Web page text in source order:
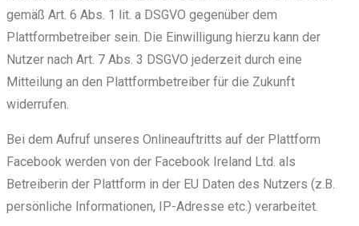
gemäß Art. 6 Abs. 1 lit. a DSGVO gegenüber dem
Plattformbetreiber sein. Die Einwilligung hierzu kann der
Nutzer nach Art. 7 Abs. 3 DSGVO jederzeit durch eine
Mitteilung an den Plattformbetreiber für die Zukunft
widerrufen.
Bei dem Aufruf unseres Onlineauftritts auf der Plattform
Facebook werden von der Facebook Ireland Ltd. als
Betreiberin der Plattform in der EU Daten des Nutzers (z.B.
persönliche Informationen, IP-Adresse etc.) verarbeitet.